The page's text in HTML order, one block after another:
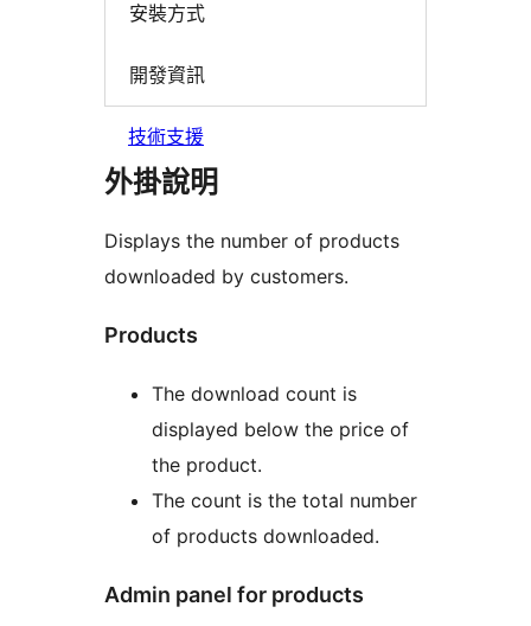
安裝方式
開發資訊
技術支援
外掛說明
Displays the number of products
downloaded by customers.
Products
The download count is
displayed below the price of
the product.
The count is the total number
of products downloaded.
Admin panel for products